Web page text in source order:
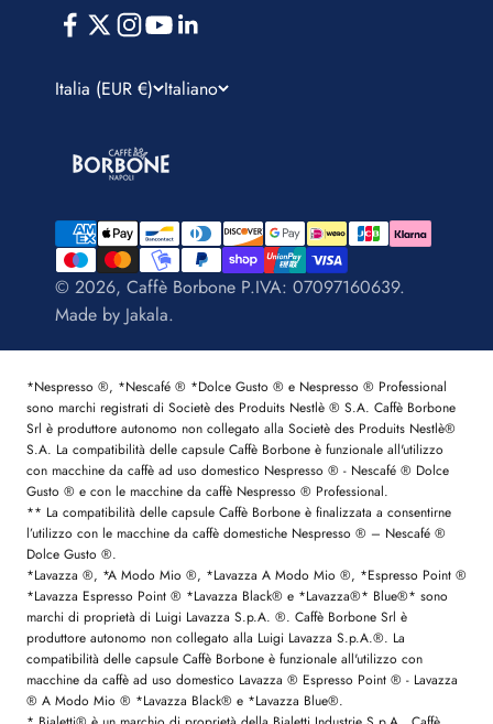
Italia (EUR €) Italiano
© 2026, Caffè Borbone P.IVA: 07097160639.
Made by Jakala.
*Nespresso ®, *Nescafé ® *Dolce Gusto ® e Nespresso ® Professional
sono marchi registrati di Societè des Produits Nestlè ® S.A. Caffè Borbone
Srl è produttore autonomo non collegato alla Societè des Produits Nestlè®
S.A. La compatibilità delle capsule Caffè Borbone è funzionale all'utilizzo
con macchine da caffè ad uso domestico Nespresso ® - Nescafé ® Dolce
Gusto ® e con le macchine da caffè Nespresso ® Professional.
** La compatibilità delle capsule Caffè Borbone è finalizzata a consentirne
l’utilizzo con le macchine da caffè domestiche Nespresso ® – Nescafé ®
Dolce Gusto ®.
*Lavazza ®, *A Modo Mio ®, *Lavazza A Modo Mio ®, *Espresso Point ®
*Lavazza Espresso Point ® *Lavazza Black® e *Lavazza®* Blue®* sono
marchi di proprietà di Luigi Lavazza S.p.A. ®. Caffè Borbone Srl è
produttore autonomo non collegato alla Luigi Lavazza S.p.A.®. La
compatibilità delle capsule Caffè Borbone è funzionale all'utilizzo con
macchine da caffè ad uso domestico Lavazza ® Espresso Point ® - Lavazza
® A Modo Mio ® *Lavazza Black® e *Lavazza Blue®.